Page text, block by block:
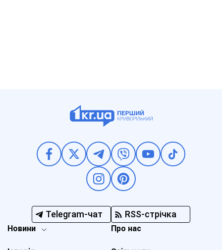
Telegram-чат RSS-стрічка
Новини Про нас